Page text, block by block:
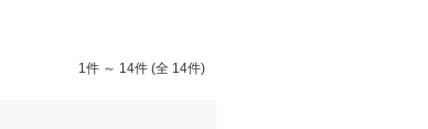
1件 ～ 14件 (全 14件)